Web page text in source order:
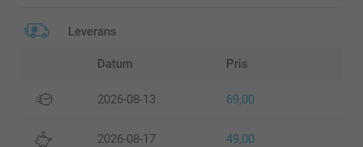
Leverans
Datum Pris
2026-08-13 69,00
2026-08-17 49,00